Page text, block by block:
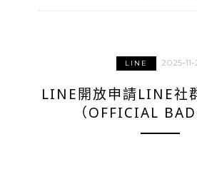
LINE 2025-
LINE開放申請LINE社
（OFFICIAL